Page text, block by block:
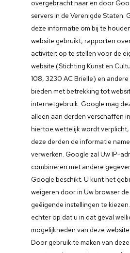
overgebracht naar en door
servers in de Verenigde Staten.
deze informatie om bij te
website gebruikt, rapporten
activiteit op te stellen voor de
website (Stichting Kunst en
108, 3230 AC Brielle) en
bieden met betrekking tot
internetgebruik. Google mag
alleen aan derden verschaffen
hiertoe wettelijk wordt
deze derden de informatie
verwerken. Google zal Uw IP-
combineren met andere
Google beschikt. U kunt het
weigeren door in Uw browser
geëigende instellingen te
echter op dat u in dat geval
mogelijkheden van deze
Door gebruik te maken van